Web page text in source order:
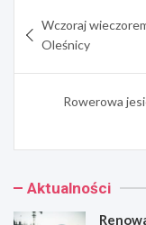
wpisu
Wczoraj
Oleśnicy
Rowerowa
Aktualności